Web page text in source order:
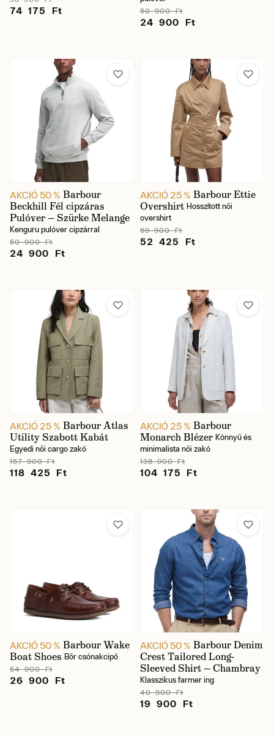
74 175 Ft 50 900 Ft
24 900 Ft
AKCIÓ 50 % Barbour
Beckhill Fél cipzáras
Pulóver — Szürke Melange
Kenguru pulóver cipzárral
50 900 Ft
24 900 Ft
AKCIÓ 25 % Barbour Ettie
Overshirt Hosszított női
overshirt
69 900 Ft
52 425 Ft
AKCIÓ 25 % Barbour Atlas
Utility Szabott Kabát
Egyedi női cargo zakó
157 900 Ft
118 425 Ft
AKCIÓ 25 % Barbour
Monarch Blézer Könnyű és
minimalista női zakó
138 900 Ft
104 175 Ft
AKCIÓ 50 % Barbour Wake
Boat Shoes Bőr csónakcipő
54 900 Ft
26 900 Ft
AKCIÓ 50 % Barbour Denim
Crest Tailored Long-
Sleeved Shirt — Chambray
Klasszikus farmer ing
40 900 Ft
19 900 Ft